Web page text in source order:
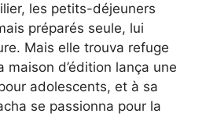
les petits-déjeuners
préparés seule, lui
Mais elle trouva refuge
maison d’édition lança une
adolescents, et à sa
se passionna pour la